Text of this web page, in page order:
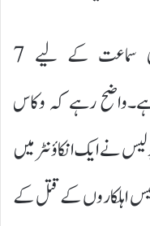
عدالت نے اس معاملے کی اگلی سماعت کے لیے 7
کی ہے۔واضح رہے کہ وکاس
پولیس نے ایک انکاؤنٹر میں
اہلکاروں کے قتل کے